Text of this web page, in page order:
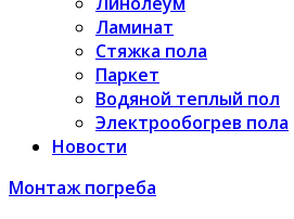
Ламинат
Стяжка пола
Паркет
Водяной теплый пол
Электрообогрев пола
Новости
Монтаж погреба